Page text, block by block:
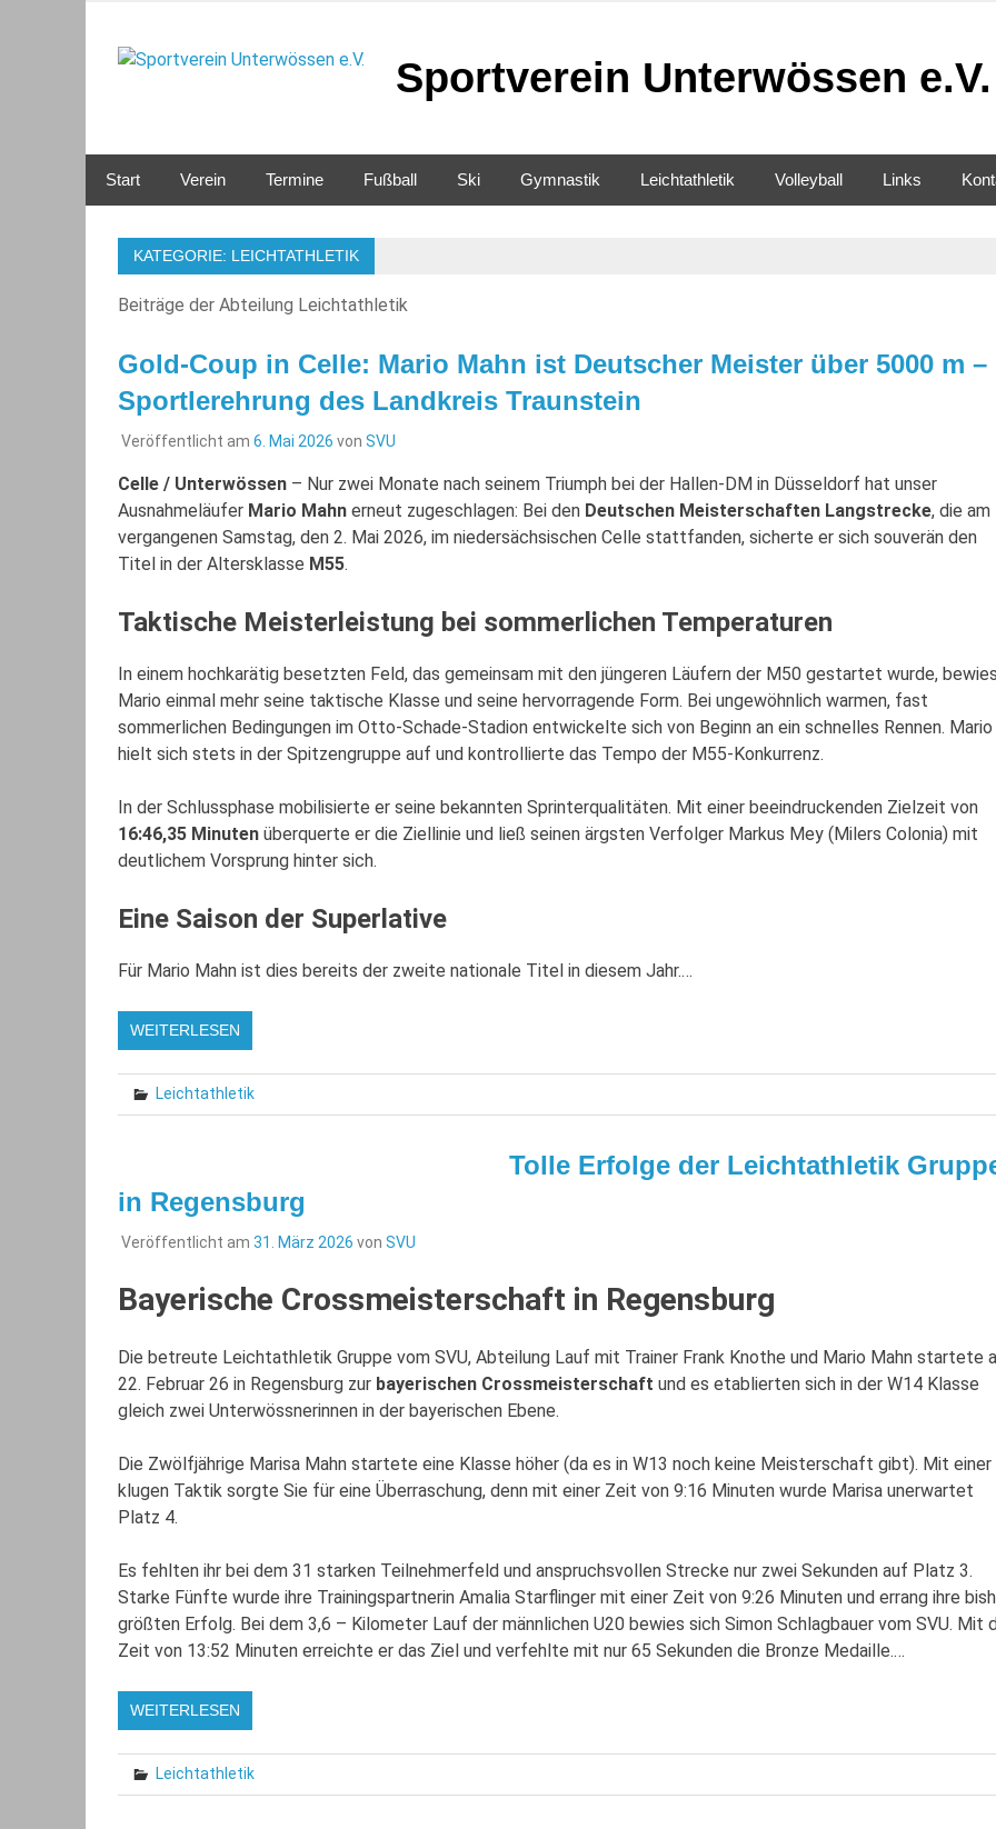
springen
Sportverein Unterwössen e.V.
Start Verein Termine Fußball Ski Gymnastik Leichtathletik Volleyball Links
KATEGORIE: LEICHTATHLETIK
Beiträge der Abteilung Leichtathletik
Gold-Coup in Celle: Mario Mahn ist Deutscher Meister über 5000 m –
Sportlerehrung des Landkreis Traunstein
Veröffentlicht am 6. Mai 2026 von SVU
Celle / Unterwössen– Nur zwei Monate nach seinem Triumph bei der Hallen-DM in Düsseldorf hat unser
Ausnahmeläufer Mario Mahnerneut zugeschlagen: Bei den Deutschen Meisterschaften Langstrecke, die am
vergangenen Samstag, den 2. Mai 2026, im niedersächsischen Celle stattfanden, sicherte er sich souverän den
Titel in der Altersklasse M55.
Taktische Meisterleistung bei sommerlichen Temperaturen
In einem hochkarätig besetzten Feld, das gemeinsam mit den jüngeren Läufern der M50 gestartet wurde, bewies
Mario einmal mehr seine taktische Klasse und seine hervorragende Form. Bei ungewöhnlich warmen, fast
sommerlichen Bedingungen im Otto-Schade-Stadion entwickelte sich von Beginn an ein schnelles Rennen. Mario
hielt sich stets in der Spitzengruppe auf und kontrollierte das Tempo der M55-Konkurrenz.
In der Schlussphase mobilisierte er seine bekannten Sprinterqualitäten. Mit einer beeindruckenden Zielzeit von
16:46,35 Minutenüberquerte er die Ziellinie und ließ seinen ärgsten Verfolger Markus Mey (Milers Colonia) mit
deutlichem Vorsprung hinter sich.
Eine Saison der Superlative
Für Mario Mahn ist dies bereits der zweite nationale Titel in diesem Jahr.…
WEITERLESEN
Leichtathletik
Tolle Erfolge der Leichtathletik
in Regensburg
Veröffentlicht am 31. März 2026 von SVU
Bayerische Crossmeisterschaft in Regensburg
Die betreute Leichtathletik Gruppe vom SVU, Abteilung Lauf mit Trainer Frank Knothe und Mario Mahn startete
22. Februar 26 in Regensburg zur bayerischen Crossmeisterschaft und es etablierten sich in der W14 Klasse
gleich zwei Unterwössnerinnen in der bayerischen Ebene.
Die Zwölfjährige Marisa Mahn startete eine Klasse höher (da es in W13 noch keine Meisterschaft gibt). Mit einer
klugen Taktik sorgte Sie für eine Überraschung, denn mit einer Zeit von 9:16 Minuten wurde Marisa unerwartet
Platz 4.
Es fehlten ihr bei dem 31 starken Teilnehmerfeld und anspruchsvollen Strecke nur zwei Sekunden auf Platz 3.
Starke Fünfte wurde ihre Trainingspartnerin Amalia Starflinger mit einer Zeit von 9:26 Minuten und errang ihre
größten Erfolg. Bei dem 3,6 – Kilometer Lauf der männlichen U20 bewies sich Simon Schlagbauer vom SVU. Mit
Zeit von 13:52 Minuten erreichte er das Ziel und verfehlte mit nur 65 Sekunden die Bronze Medaille.…
WEITERLESEN
Leichtathletik